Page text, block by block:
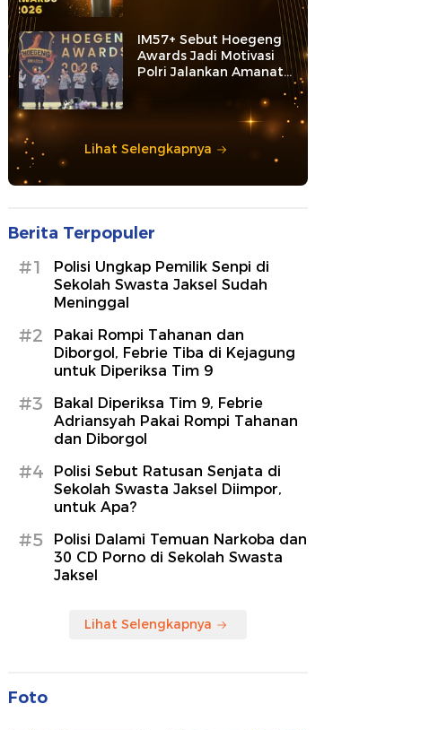
IM57+ Sebut Hoegeng
Awards Jadi Motivasi
Polri Jalankan Amanat
Lihat Selengkapnya
Berita Terpopuler
#1
Polisi Ungkap Pemilik Senpi di
Sekolah Swasta Jaksel Sudah
Meninggal
#2
Pakai Rompi Tahanan dan
Diborgol, Febrie Tiba di Kejagung
untuk Diperiksa Tim 9
#3
Bakal Diperiksa Tim 9, Febrie
Adriansyah Pakai Rompi Tahanan
dan Diborgol
#4
Polisi Sebut Ratusan Senjata di
Sekolah Swasta Jaksel Diimpor,
untuk Apa?
#5
Polisi Dalami Temuan Narkoba dan
30 CD Porno di Sekolah Swasta
Jaksel
Lihat Selengkapnya
Foto